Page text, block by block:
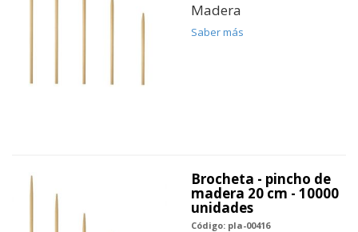
Madera
Saber más
Brocheta - pincho de
madera 20 cm - 10000
unidades
Código: pla-00416